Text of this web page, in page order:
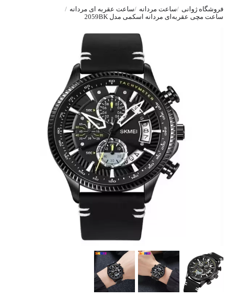
فروشگاه ژوانی ساعت مردانه
ساعت عقربه ای مردانه
ساعت مچی عقربه‌ای مردانه اسکمی مدل 2059BK